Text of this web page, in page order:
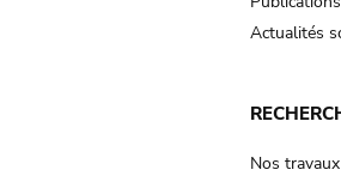
Actualités
Nos